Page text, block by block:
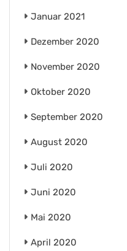
Januar 2021
Dezember 2020
November 2020
Oktober 2020
September 2020
August 2020
Juli 2020
Juni 2020
Mai 2020
April 2020